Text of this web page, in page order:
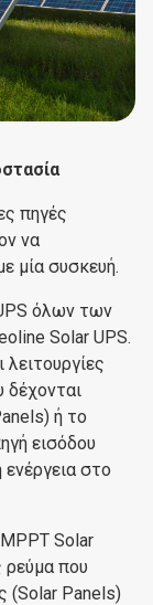
πηγές
να
μία συσκευή.
όλων των
Solar UPS.
δέχονται
ή το
εισόδου
στο
Solar
ρεύμα που
(Solar Panels)